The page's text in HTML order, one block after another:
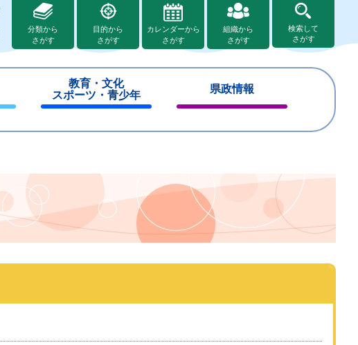
分類から
さがす
目的から
さがす
カレンダーから
さがす
組織から
さがす
検索して
さがす
教育・文化
スポーツ・青少年
じ
県政情報
じ